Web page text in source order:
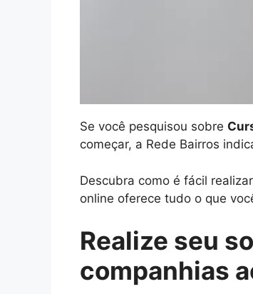
Se você pesquisou sobre
começar, a Rede Bairros
Descubra como é fácil
online oferece tudo o que
Realize seu
companhias